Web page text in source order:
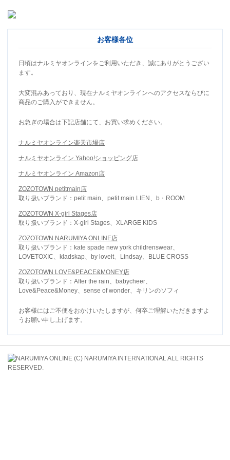
お客様各位
日頃はナルミヤオンラインをご利用いただき、誠にありがとうござい
ます。
大変混みあっており、現在ナルミヤオンラインへのアクセスならびに
商品のご購入ができません。
お急ぎの場合は下記店舗にて、お買い求めください。
ナルミヤオンライン楽天市場店
ナルミヤオンライン Yahoo!ショッピング店
ナルミヤオンライン Amazon店
ZOZOTOWN petitmain店
取り扱いブランド：petit main、petit main LIEN、b・ROOM
ZOZOTOWN X-girl Stages店
取り扱いブランド：X-girl Stages、XLARGE KIDS
ZOZOTOWN NARUMIYA ONLINE店
取り扱いブランド：kate spade new york childrenswear、
LOVETOXIC、kladskap、by loveit、Lindsay、BLUE CROSS
ZOZOTOWN LOVE&PEACE&MONEY店
取り扱いブランド：After the rain、babycheer、
Love&Peace&Money、sense of wonder、キリンのソフィ
お客様にはご不便をおかけいたしますが、何卒ご理解いただきますよ
うお願い申し上げます。